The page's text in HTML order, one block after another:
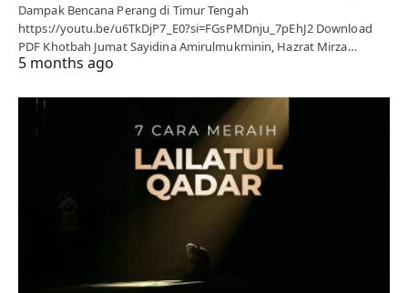
Dampak Bencana Perang di Timur Tengah
https://youtu.be/u6TkDjP7_E0?si=FGsPMDnju_7pEhJ2 Download
PDF Khotbah Jumat Sayidina Amirulmukminin, Hazrat Mirza…
5 months ago